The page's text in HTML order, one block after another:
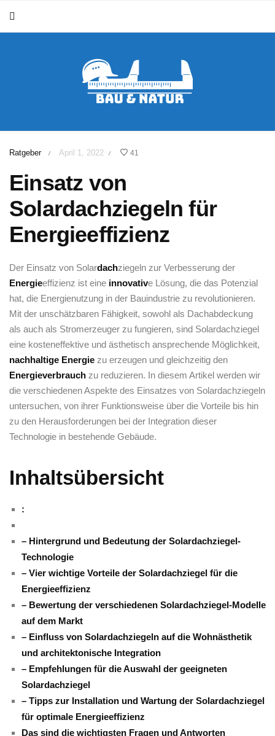
Ratgeber / April 1, 2022 / 41
Einsatz von
Solardachziegeln für
Energieeffizienz
Der Einsatz von Solardachziegeln zur⁤ Verbesserung der
Energieeffizienz ist eine innovative Lösung, die das Potenzial
hat, die Energienutzung in der Bauindustrie zu⁢ revolutionieren.
Mit der unschätzbaren Fähigkeit, sowohl als Dachabdeckung
als auch als Stromerzeuger​ zu fungieren, sind‍ Solardachziegel
eine kosteneffektive⁣ und ästhetisch ansprechende Möglichkeit,
nachhaltige Energie zu erzeugen und gleichzeitig den
Energieverbrauch zu reduzieren.​ In diesem Artikel werden wir
die verschiedenen Aspekte des Einsatzes von Solardachziegeln
untersuchen, ‍von ihrer Funktionsweise über die Vorteile bis hin
zu den Herausforderungen‌ bei der Integration dieser
Technologie in bestehende Gebäude.
Inhaltsübersicht
:
– Hintergrund und Bedeutung der Solardachziegel-
Technologie
– Vier wichtige Vorteile der Solardachziegel für die
Energieeffizienz
– Bewertung der verschiedenen Solardachziegel-Modelle
auf dem⁣ Markt
– Einfluss von Solardachziegeln auf die Wohnästhetik
⁣und architektonische Integration
– Empfehlungen für die Auswahl der geeigneten
Solardachziegel
– Tipps zur Installation und Wartung der Solardachziegel
für optimale Energieeffizienz
Das sind die wichtigsten Fragen und⁢ Antworten